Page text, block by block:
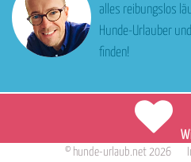
alles reibungslos
Hunde-Urlauber
finden!
© hunde-urlaub.net 2026